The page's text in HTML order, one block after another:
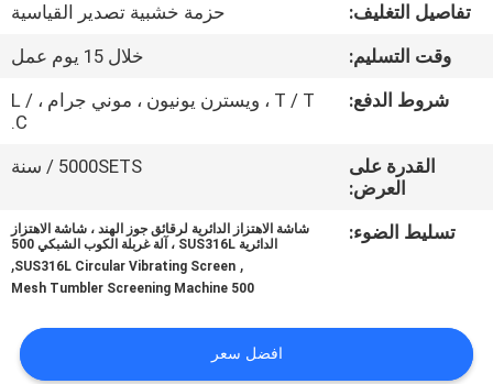
المعمل
مراقبة
الجودة
بنا
تفاصيل التغليف:
حزمة خشبية تصدير القياسية
وقت التسليم:
خلال 15 يوم عمل
شروط الدفع:
T / T ، ويسترن يونيون ، موني جرام ، L /
C.
القدرة على
العرض:
5000SETS / سنة
تسليط الضوء:
شاشة الاهتزاز الدائرية لرقائق جوز الهند ، شاشة الاهتزاز
الدائرية SUS316L ، آلة غربلة الكوب الشبكي 500
,
SUS316L Circular Vibrating Screen
,
500 Mesh Tumbler Screening Machine
افضل سعر